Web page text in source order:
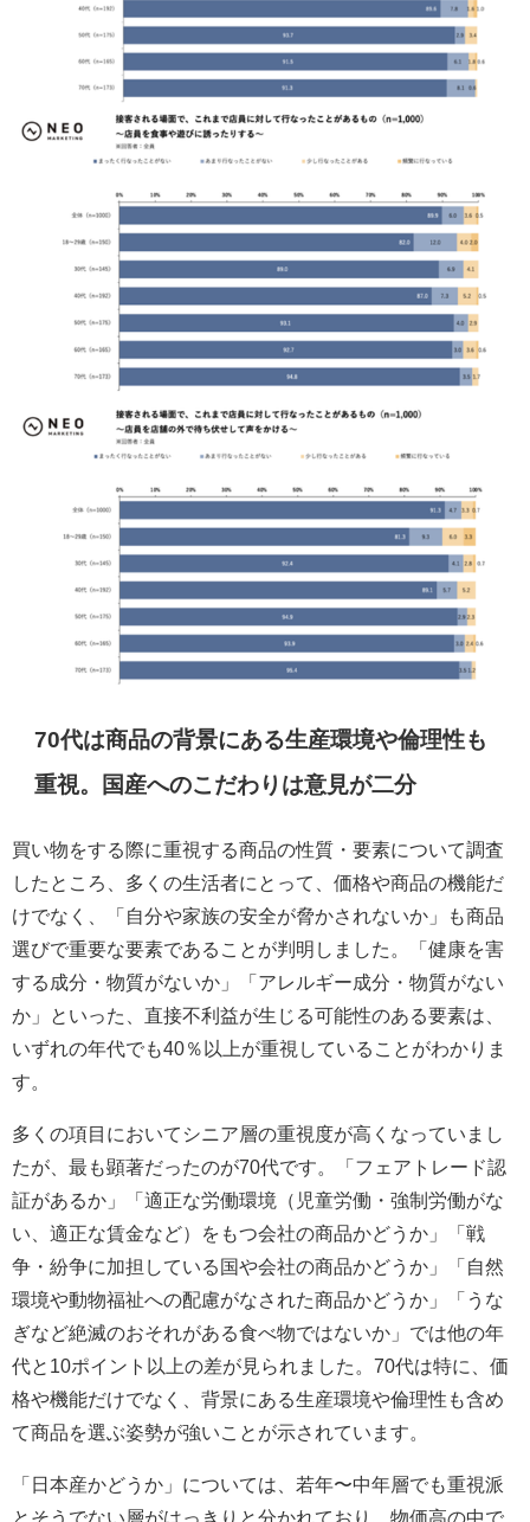
70代は商品の背景にある生産環境や倫理性も
重視。国産へのこだわりは意見が二分
買い物をする際に重視する商品の性質・要素について調査
したところ、多くの生活者にとって、価格や商品の機能だ
けでなく、「自分や家族の安全が脅かされないか」も商品
選びで重要な要素であることが判明しました。「健康を害
する成分・物質がないか」「アレルギー成分・物質がない
か」といった、直接不利益が生じる可能性のある要素は、
いずれの年代でも40％以上が重視していることがわかりま
す。
多くの項目においてシニア層の重視度が高くなっていまし
たが、最も顕著だったのが70代です。「フェアトレード認
証があるか」「適正な労働環境（児童労働・強制労働がな
い、適正な賃金など）をもつ会社の商品かどうか」「戦
争・紛争に加担している国や会社の商品かどうか」「自然
環境や動物福祉への配慮がなされた商品かどうか」「うな
ぎなど絶滅のおそれがある食べ物ではないか」では他の年
代と10ポイント以上の差が見られました。70代は特に、価
格や機能だけでなく、背景にある生産環境や倫理性も含め
て商品を選ぶ姿勢が強いことが示されています。
「日本産かどうか」については、若年〜中年層でも重視派
とそうでない層がはっきりと分かれており、物価高の中で